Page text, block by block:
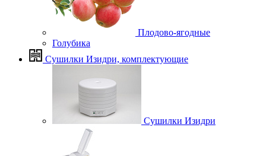
Плодово-ягодные
Голубика
Сушилки Изидри, комплектующие
Сушилки Изидри